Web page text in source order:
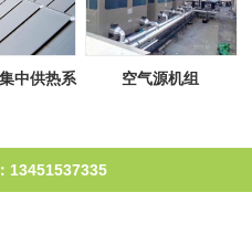
中供热系
空气源机组
13451537335